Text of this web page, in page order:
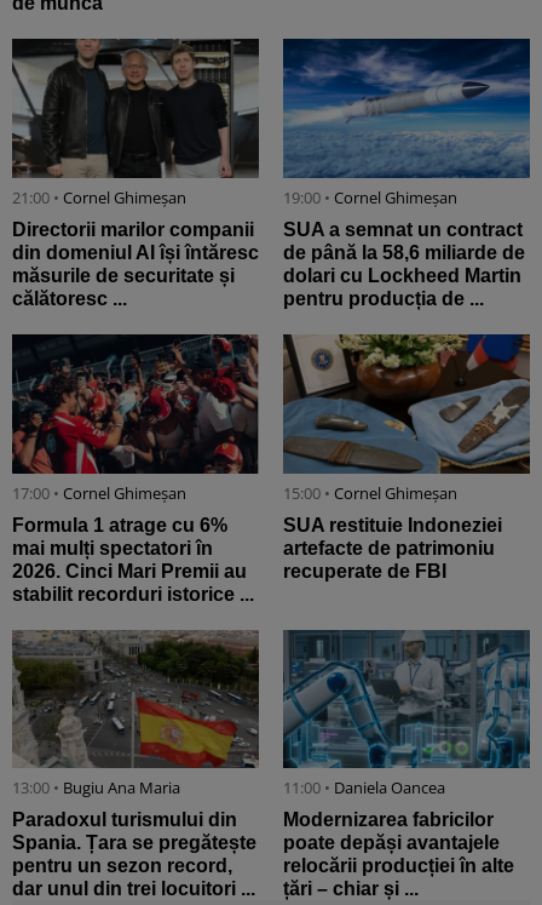
21:00 • Cornel Ghimeșan
Directorii marilor companii
din domeniul AI își întăresc
măsurile de securitate și
călătoresc ...
19:00 • Cornel Ghimeșan
SUA a semnat un contract
de până la 58,6 miliarde de
dolari cu Lockheed Martin
pentru producția de ...
17:00 • Cornel Ghimeșan
Formula 1 atrage cu 6%
mai mulți spectatori în
2026. Cinci Mari Premii au
stabilit recorduri istorice ...
15:00 • Cornel Ghimeșan
SUA restituie Indoneziei
artefacte de patrimoniu
recuperate de FBI
13:00 • Bugiu ⁠Ana Maria
Paradoxul turismului din
Spania. Țara se pregătește
pentru un sezon record,
dar unul din trei locuitori ...
11:00 • Daniela Oancea
Modernizarea fabricilor
poate depăși avantajele
relocării producției în alte
țări – chiar și ...